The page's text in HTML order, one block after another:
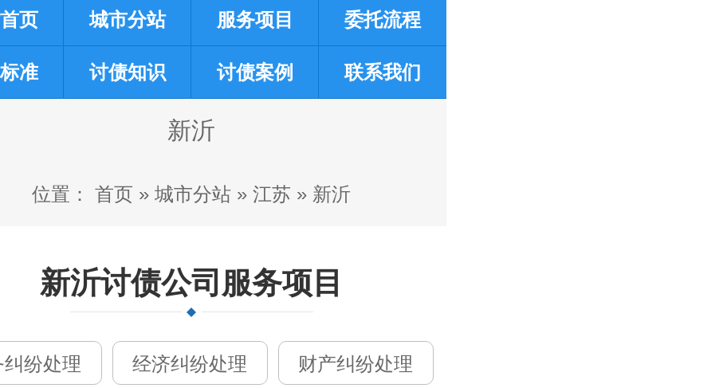
页 城市分站 服务项目 委托流程
准 讨债知识 讨债案例 联系我们
新沂
位置： 首页 » 城市分站 » 江苏 » 新沂
新沂讨债公司服务项目
纠纷处理 经济纠纷处理 财产纠纷处理